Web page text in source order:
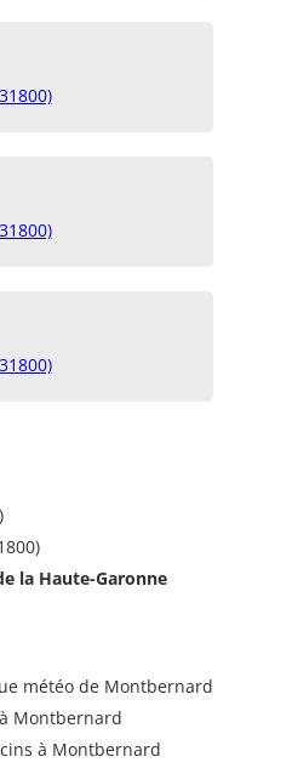
la Haute-Garonne
météo de Montbernard
Montbernard
à Montbernard